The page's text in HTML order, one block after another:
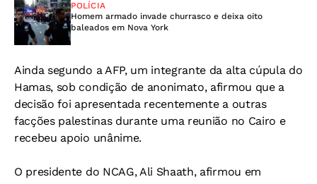
POLÍCIA
Homem armado invade churrasco e deixa oito
baleados em Nova York
Ainda segundo a AFP, um integrante da alta cúpula do
Hamas, sob condição de anonimato, afirmou que a
decisão foi apresentada recentemente a outras
facções palestinas durante uma reunião no Cairo e
recebeu apoio unânime.
O presidente do NCAG, Ali Shaath, afirmou em